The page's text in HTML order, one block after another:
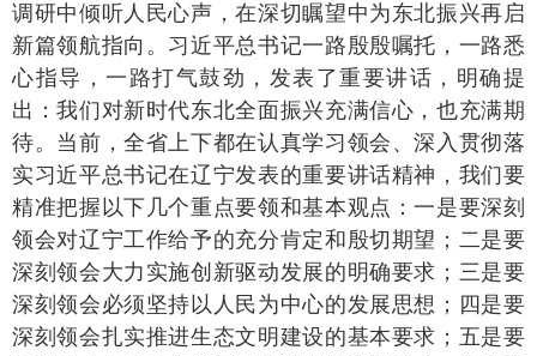
调研中倾听人民心声，在深切瞩望中为东北振兴再启
新篇领航指向。习近平总书记一路殷殷嘱托，一路悉
心指导，一路打气鼓劲，发表了重要讲话，明确提
出：我们对新时代东北全面振兴充满信心，也充满期
待。当前，全省上下都在认真学习领会、深入贯彻落
实习近平总书记在辽宁发表的重要讲话精神，我们要
精准把握以下几个重点要领和基本观点：一是要深刻
领会对辽宁工作给予的充分肯定和殷切期望；二是要
深刻领会大力实施创新驱动发展的明确要求；三是要
深刻领会必须坚持以人民为中心的发展思想；四是要
深刻领会扎实推进生态文明建设的基本要求；五是要